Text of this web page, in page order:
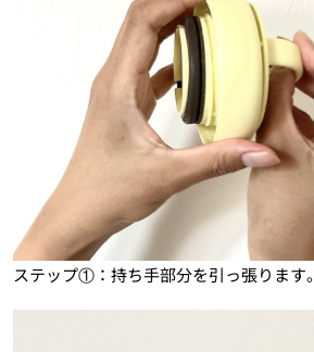
ステップ①：持ち手部分を引っ張ります。